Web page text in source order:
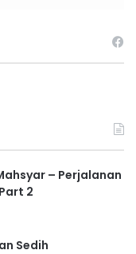
– Perjalanan
2
Sedih